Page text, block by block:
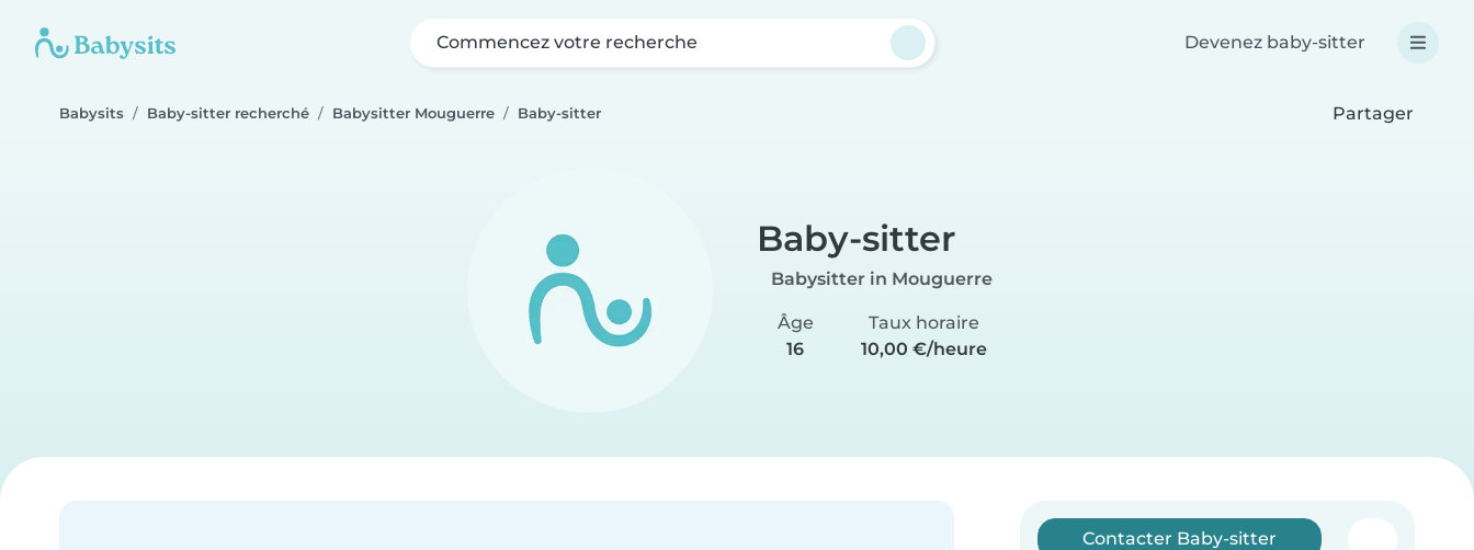
Commencez votre recherche Devenez baby-sitter
Babysits Baby-sitter recherché Babysitter Mouguerre Baby-sitter Partager
Baby-sitter
Babysitter in Mouguerre
Âge
16
Taux horaire
10,00 €/heure
Contacter Baby-sitter